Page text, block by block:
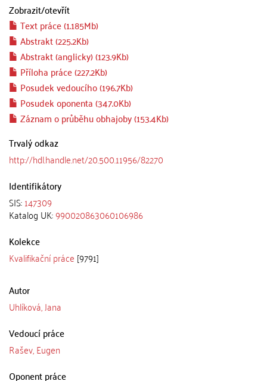
Zobrazit/otevřít
Text práce (1.185Mb)
Abstrakt (225.2Kb)
Abstrakt (anglicky) (123.9Kb)
Příloha práce (227.2Kb)
Posudek vedoucího (196.7Kb)
Posudek oponenta (347.0Kb)
Záznam o průběhu obhajoby (153.4Kb)
Trvalý odkaz
http://hdl.handle.net/20.500.11956/82270
Identifikátory
SIS:147309
Katalog UK:990020863060106986
Kolekce
Kvalifikační práce [9791]
Autor
Uhlíková, Jana
Vedoucí práce
Rašev, Eugen
Oponent práce